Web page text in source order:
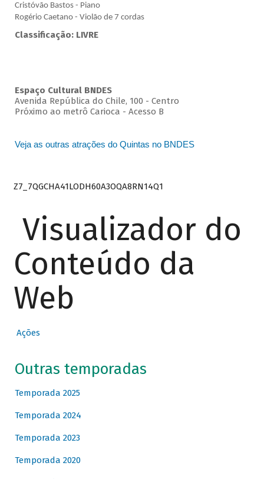
Cristóvão Bastos - Piano
Rogério Caetano - Violão de 7 cordas
Classificação: LIVRE
Espaço Cultural BNDES
Avenida República do Chile, 100 - Centro
Próximo ao metrô Carioca - Acesso B
Veja as outras atrações do Quintas no BNDES
Z7_7QGCHA41LODH60A3OQA8RN14Q1
Visualizador do
Conteúdo da
Web
Ações
Outras temporadas
Temporada 2025
Temporada 2024
Temporada 2023
Temporada 2020